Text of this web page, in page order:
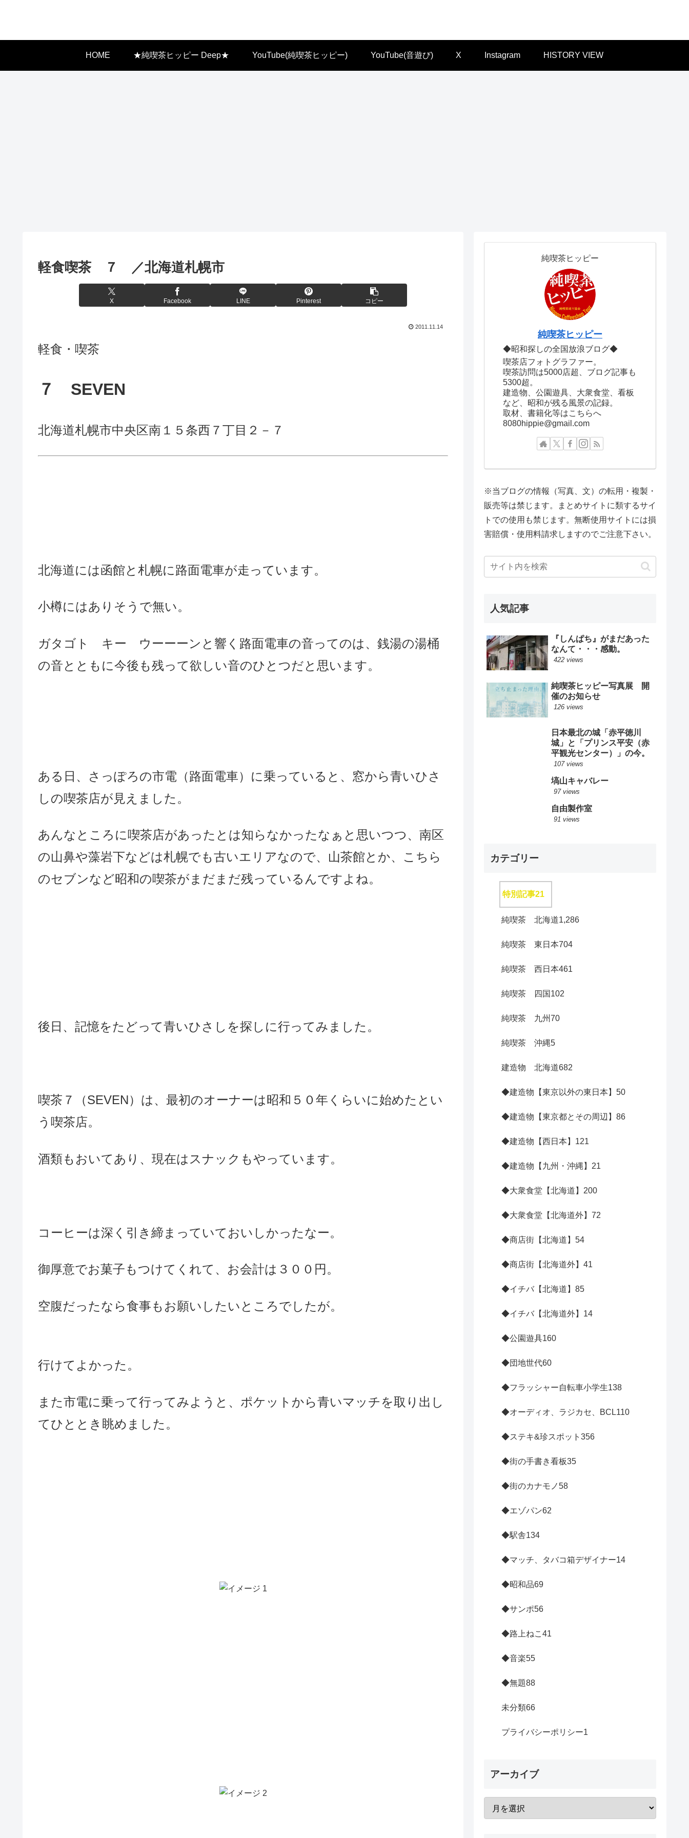
HOME ★純喫茶ヒッピー Deep★ YouTube(純喫茶ヒッピー) YouTube(音遊び) X Instagram HISTORY VIEW
軽食喫茶 ７ ／北海道札幌市
X Facebook LINE Pinterest コピー
2011.11.14
軽食・喫茶
７ SEVEN
北海道札幌市中央区南１５条西７丁目２－７
北海道には函館と札幌に路面電車が走っています。
小樽にはありそうで無い。
ガタゴト キー ウーーーンと響く路面電車の音ってのは、銭湯の湯桶
の音とともに今後も残って欲しい音のひとつだと思います。
ある日、さっぽろの市電（路面電車）に乗っていると、窓から青いひさ
しの喫茶店が見えました。
あんなところに喫茶店があったとは知らなかったなぁと思いつつ、南区
の山鼻や藻岩下などは札幌でも古いエリアなので、山茶館とか、こちら
のセブンなど昭和の喫茶がまだまだ残っているんですよね。
後日、記憶をたどって青いひさしを探しに行ってみました。
喫茶７（SEVEN）は、最初のオーナーは昭和５０年くらいに始めたとい
う喫茶店。
酒類もおいてあり、現在はスナックもやっています。
コーヒーは深く引き締まっていておいしかったなー。
御厚意でお菓子もつけてくれて、お会計は３００円。
空腹だったなら食事もお願いしたいところでしたが。
行けてよかった。
また市電に乗って行ってみようと、ポケットから青いマッチを取り出し
てひととき眺めました。
純喫茶ヒッピー
純喫茶ヒッピー
◆昭和探しの全国放浪ブログ◆
喫茶店フォトグラファー。
喫茶訪問は5000店超、ブログ記事も
5300超。
建造物、公園遊具、大衆食堂、看板
など、昭和が残る風景の記録。
取材、書籍化等はこちらへ
8080hippie@gmail.com
※当ブログの情報（写真、文）の転用・複製・
販売等は禁じます。まとめサイトに類するサイ
トでの使用も禁じます。無断使用サイトには損
害賠償・使用料請求しますのでご注意下さい。
人気記事
『しんぱち』がまだあった
なんて・・・感動。
422 views
純喫茶ヒッピー写真展 開
催のお知らせ
126 views
日本最北の城「赤平徳川
城」と「プリンス平安（赤
平観光センター）」の今。
107 views
塙山キャバレー
97 views
自由製作室
91 views
カテゴリー
特別記事21
純喫茶 北海道1,286
純喫茶 東日本704
純喫茶 西日本461
純喫茶 四国 102
純喫茶 九州70
純喫茶 沖縄5
建造物 北海道682
◆建造物【東京以外の東日本】 50
◆建造物【東京都とその周辺】 86
◆建造物【西日本】 121
◆建造物【九州・沖縄】 21
◆大衆食堂【北海道】 200
◆大衆食堂【北海道外】 72
◆商店街【北海道】 54
◆商店街【北海道外】 41
◆イチバ【北海道】 85
◆イチバ【北海道外】 14
◆公園遊具160
◆団地世代60
◆フラッシャー自転車小学生138
◆オーディオ、ラジカセ、BCL110
◆ステキ&珍スポット 356
◆街の手書き看板35
◆街のカナモノ58
◆エゾパン62
◆駅舎134
◆マッチ、タバコ箱デザイナー14
◆昭和品69
◆サンポ56
◆路上ねこ 41
◆音楽55
◆無題88
未分類66
プライバシーポリシー1
アーカイブ